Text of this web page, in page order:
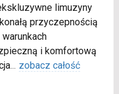
limuzyny
przyczepnością
i komfortową
... zobacz całość